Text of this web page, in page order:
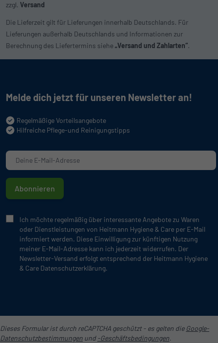
zzgl. Versand
Die Lieferzeit gilt für Lieferungen innerhalb Deutschlands. Für
Lieferungen außerhalb Deutschlands und Informationen zur
Berechnung des Liefertermins siehe„Versand und Zahlarten“.
Melde dich jetzt für unseren Newsletter an!
Regelmäßige Vorteilsangebote
Hilfreiche Pflege-und Reinigungstipps
Abonnieren
Ich möchte regelmäßig über interessante Angebote zu Waren
oder Dienstleistungen von Heitmann Hygiene & Care per E-Mail
informiert werden. Diese Einwilligung zur künftigen Nutzung
meiner E-Mail-Adresse kann ich jederzeit widerrufen. Der
Newsletter-Versand erfolgt entsprechend der Heitmann Hygiene
& Care Datenschutzerklärung.
Dieses Formular ist durch reCAPTCHA geschützt - es gelten die Google-
Datenschutzbestimmungen und -Geschäftsbedingungen.